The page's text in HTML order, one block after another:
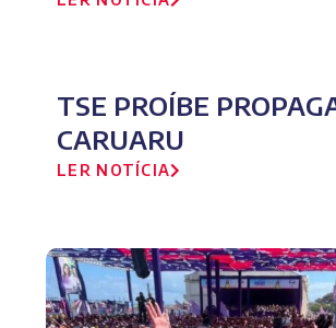
TSE PROÍBE
CARUARU
LER NOTÍCIA